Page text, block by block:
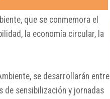
que se conmemora el
la economía circular, la
se desarrollarán entre
de sensibilización y jornadas